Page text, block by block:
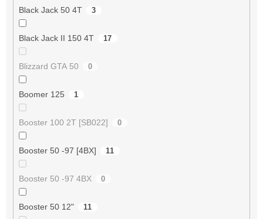
Black Jack 50 4T 3
Black Jack II 150 4T 17
Blizzard GTA 50 0
Boomer 125 1
Booster 100 2T [SB022] 0
Booster 50 -97 [4BX] 11
Booster 50 -97 4BX 0
Booster 50 12" 11